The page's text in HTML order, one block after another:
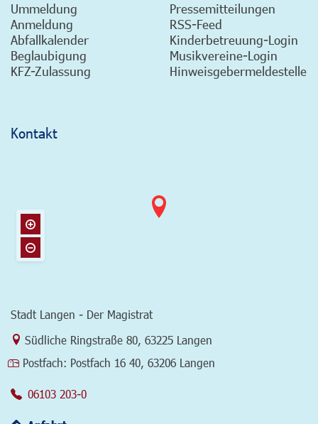
Ummeldung
Anmeldung
Abfallkalender
Beglaubigung
KFZ-Zulassung
Pressemitteilungen
RSS-Feed
Kinderbetreuung-Login
Musikvereine-Login
Hinweisgebermeldestelle
Kontakt
Stadt Langen - Der Magistrat
Link zur Google-Maps Navigation
Südliche Ringstraße 80, 63225 Langen
Postfach: Postfach 16 40, 63206 Langen
06103 203-0